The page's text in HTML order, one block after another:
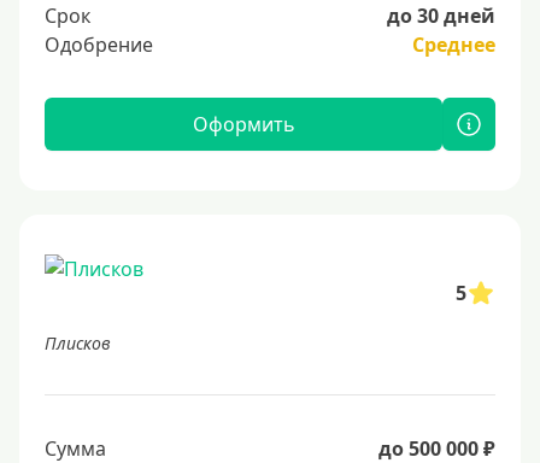
Срок
до 30 дней
Одобрение
Среднее
Оформить
5
Плисков
Сумма
до 500 000 ₽